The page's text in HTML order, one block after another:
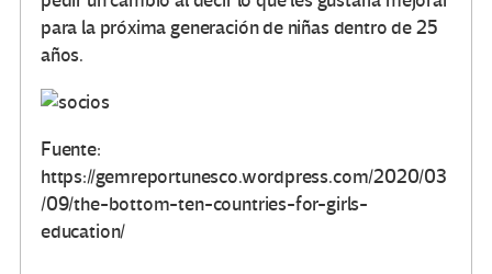
para la próxima generación de niñas dentro de 25
años.
Fuente:
https://gemreportunesco.wordpress.com/2020/03
/09/the-bottom-ten-countries-for-girls-
education/